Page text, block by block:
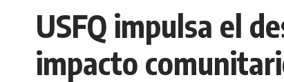
USFQ impulsa el
impacto